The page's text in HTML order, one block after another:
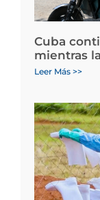
Cuba
mientras
Leer Más >>